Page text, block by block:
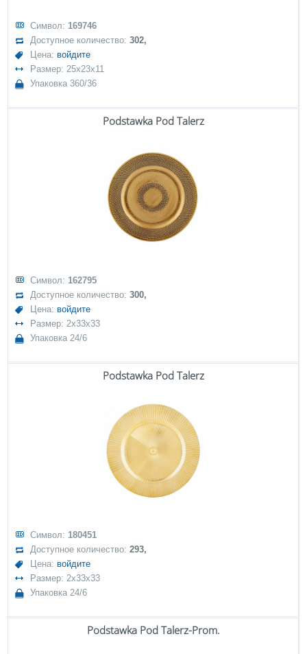
Символ: 169746
Доступное количество:302,
Цена: войдите
Размер: 25x23x11
Упаковка 360/36
Podstawka Pod Talerz
Символ: 162795
Доступное количество:300,
Цена: войдите
Размер: 2x33x33
Упаковка 24/6
Podstawka Pod Talerz
Символ: 180451
Доступное количество:293,
Цена: войдите
Размер: 2x33x33
Упаковка 24/6
Podstawka Pod Talerz-Prom.